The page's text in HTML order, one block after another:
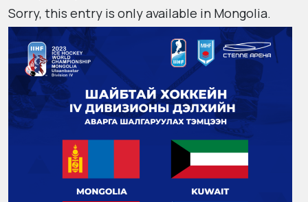
Sorry, this entry is only available in Mongolia.